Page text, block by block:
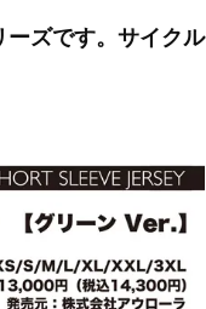
ズです。サイクル